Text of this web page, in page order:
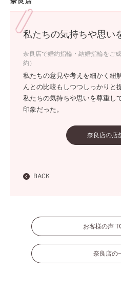
私たちの気持ちや思い
奈良店で婚約指輪・結婚指輪をご
約）
私たちの意見や考えを細かく紐
んとの比較もしつつしっかりと
私たちの気持ちや思いを尊重し
印象だった。
奈良店の店
BACK
お客様の声
奈良店の